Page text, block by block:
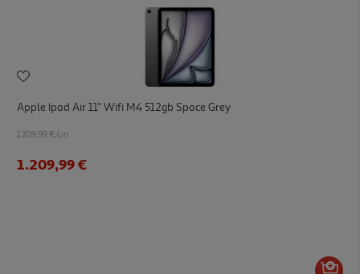
Apple Ipad Air 11'' Wifi M4 512gb Space Grey
1209.99 €/un
1.209,99 €